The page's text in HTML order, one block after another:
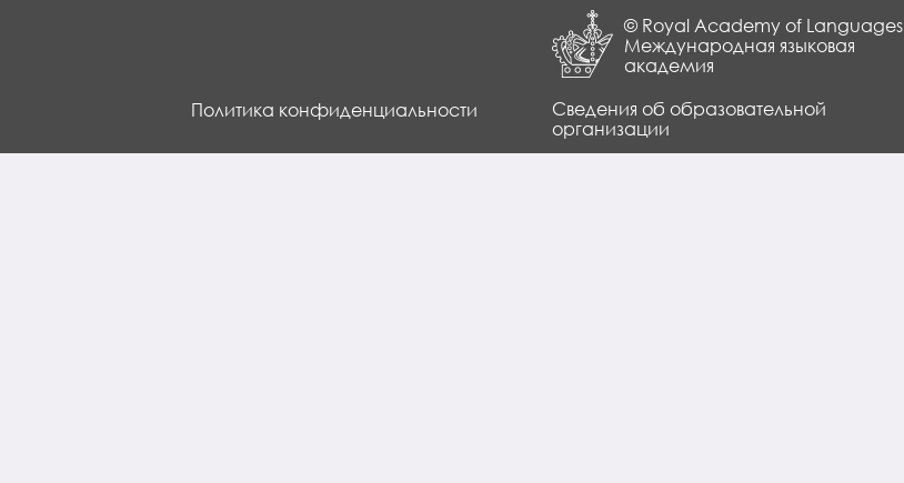
© Royal Academy of Languages
Международная языковая
академия
Сведения об образовательной
организации
Политика конфиденциальности